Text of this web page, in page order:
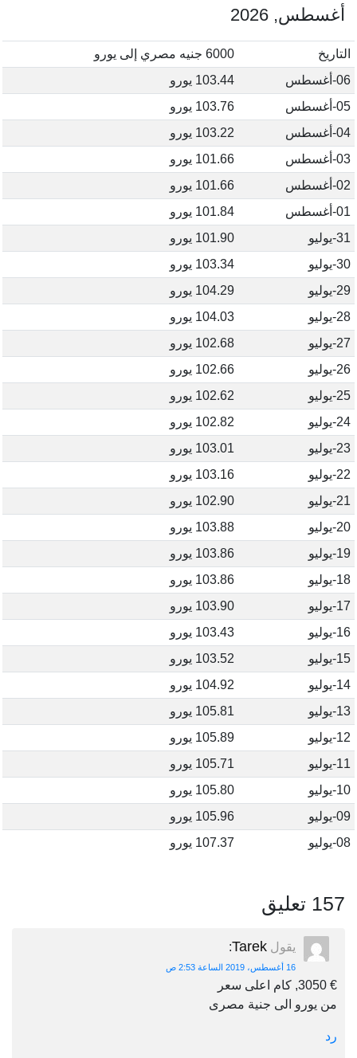
أغسطس, 2026
التاريخ
6000 جنيه مصري إلى يورو
06-أغسطس
103.44 يورو
05-أغسطس
103.76 يورو
04-أغسطس
103.22 يورو
03-أغسطس
101.66 يورو
02-أغسطس
101.66 يورو
01-أغسطس
101.84 يورو
31-يوليو
101.90 يورو
30-يوليو
103.34 يورو
29-يوليو
104.29 يورو
28-يوليو
104.03 يورو
27-يوليو
102.68 يورو
26-يوليو
102.66 يورو
25-يوليو
102.62 يورو
24-يوليو
102.82 يورو
23-يوليو
103.01 يورو
22-يوليو
103.16 يورو
21-يوليو
102.90 يورو
20-يوليو
103.88 يورو
19-يوليو
103.86 يورو
18-يوليو
103.86 يورو
17-يوليو
103.90 يورو
16-يوليو
103.43 يورو
15-يوليو
103.52 يورو
14-يوليو
104.92 يورو
13-يوليو
105.81 يورو
12-يوليو
105.89 يورو
11-يوليو
105.71 يورو
10-يوليو
105.80 يورو
09-يوليو
105.96 يورو
08-يوليو
107.37 يورو
157 تعليق
يقول Tarek
:
16 أغسطس، 2019 الساعة 2:53 ص
€ 3050, كام اعلى سعر
من يورو الى جنية مصرى
رد